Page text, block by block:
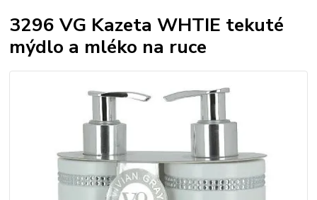
3296 VG Kazeta WHTIE tekuté
mýdlo a mléko na ruce